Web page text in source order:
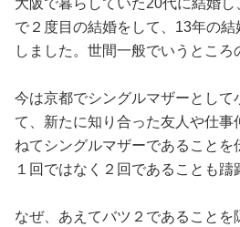
で２度目の結婚をして、13年の
しました。世間一般でいうところ
今は京都でシングルマザーとして
て、新たに知り合った友人や仕
ねてシングルマザーであること
１回ではなく２回であることも躊
なぜ、あえてバツ２であることを